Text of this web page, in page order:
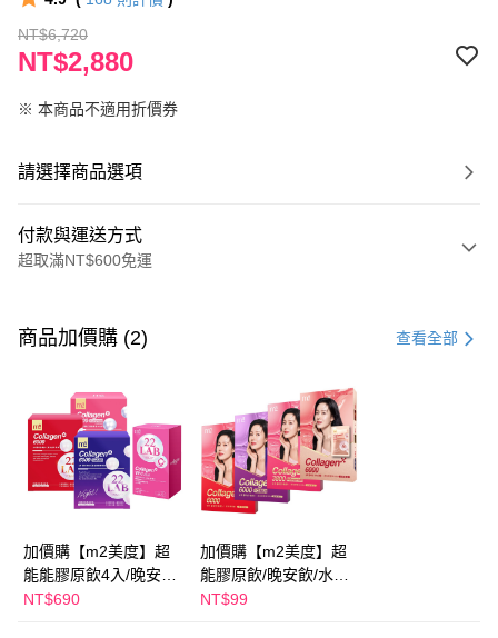
NT$6,720
NT$2,880
※ 本商品不適用折價券
請選擇商品選項
付款與運送方式
超取滿NT$600免運
信用卡一次付款
LINE Pay
Apple Pay
街口支付
悠遊付
Google Pay
商品加價購 (2) 查看全部
加價購【m2美度】超
能能膠原飲4入/晚安飲
4入/水光飲4入/新生飲
NT$690
加價購【m2美度】超
能膠原飲/晚安飲/水光
飲/新生飲-孫藝珍推薦
NT$99